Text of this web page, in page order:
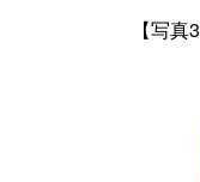
【写真3